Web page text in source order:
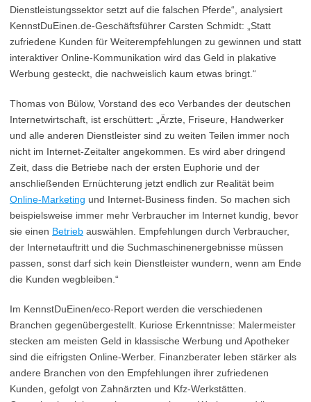
Dienstleistungssektor setzt auf die falschen Pferde“, analysiert
KennstDuEinen.de-Geschäftsführer Carsten Schmidt: „Statt
zufriedene Kunden für Weiterempfehlungen zu gewinnen und statt
interaktiver Online-Kommunikation wird das Geld in plakative
Werbung gesteckt, die nachweislich kaum etwas bringt.“
Thomas von Bülow, Vorstand des eco Verbandes der deutschen
Internetwirtschaft, ist erschüttert: „Ärzte, Friseure, Handwerker
und alle anderen Dienstleister sind zu weiten Teilen immer noch
nicht im Internet-Zeitalter angekommen. Es wird aber dringend
Zeit, dass die Betriebe nach der ersten Euphorie und der
anschließenden Ernüchterung jetzt endlich zur Realität beim
Online-Marketing und Internet-Business finden. So machen sich
beispielsweise immer mehr Verbraucher im Internet kundig, bevor
sie einen Betrieb auswählen. Empfehlungen durch Verbraucher,
der Internetauftritt und die Suchmaschinenergebnisse müssen
passen, sonst darf sich kein Dienstleister wundern, wenn am Ende
die Kunden wegbleiben.“
Im KennstDuEinen/eco-Report werden die verschiedenen
Branchen gegenübergestellt. Kuriose Erkenntnisse: Malermeister
stecken am meisten Geld in klassische Werbung und Apotheker
sind die eifrigsten Online-Werber. Finanzberater leben stärker als
andere Branchen von den Empfehlungen ihrer zufriedenen
Kunden, gefolgt von Zahnärzten und Kfz-Werkstätten.